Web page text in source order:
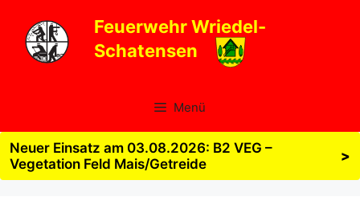
Inhalt
springen
Feuerwehr Wriedel-
Schatensen
Menü
Neuer Einsatz am 03.08.2026: B2 VEG –
Vegetation Feld Mais/Getreide
>